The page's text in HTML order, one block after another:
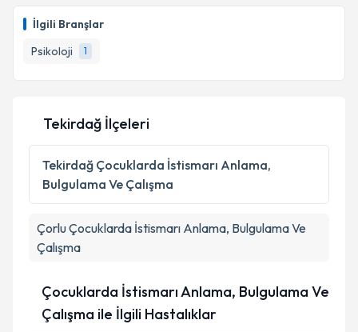
İlgili Branşlar
Psikoloji
1
Tekirdağ İlçeleri
Tekirdağ Çocuklarda İstismarı Anlama,
Bulgulama Ve Çalışma
ÇorluÇocuklarda İstismarı Anlama, Bulgulama Ve
Çalışma
Çocuklarda İstismarı Anlama, Bulgulama Ve
Çalışma ile İlgili Hastalıklar